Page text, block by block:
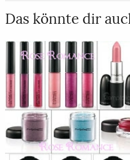
Das könnte dir